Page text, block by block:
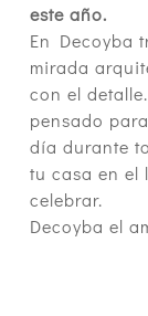
este año.
En Decoyba
mirada
con el
pensado
día durante
tu casa en el
celebrar.
Decoyba el